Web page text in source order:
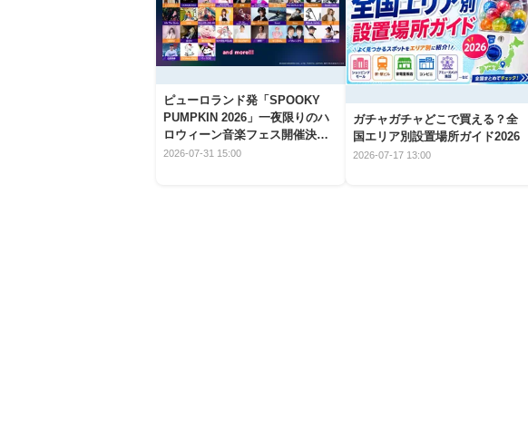
ピューロランド発「SPOOKY
PUMPKIN 2026」一夜限りのハ
ロウィーン音楽フェス開催決
定！
2026-07-31 15:00
ガチャガチャどこで買える？全
国エリア別設置場所ガイド2026
2026-07-17 13:00